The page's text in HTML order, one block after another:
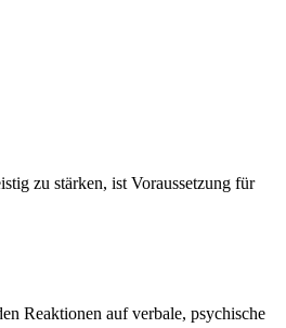
zu stärken, ist Voraussetzung für
Reaktionen auf verbale, psychische